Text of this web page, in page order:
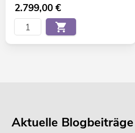
2.799,00€
Aktuelle Blogbeiträge